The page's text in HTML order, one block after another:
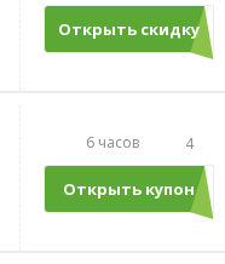
Открыть скидку
6 часов 4
Открыть купон
ЖАРА